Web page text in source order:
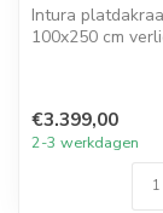
Intura
100x250 cm
€3.399,00
2-3 werkdagen